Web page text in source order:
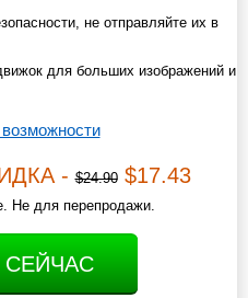
не отправляйте их в
для больших изображений и
-$24.90$17.43
Не для перепродажи.
СЕЙЧАС